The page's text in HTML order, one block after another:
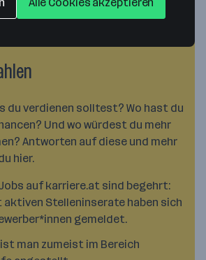
du verdienen solltest? Wo hast du
Und wo würdest du mehr
Antworten auf diese und mehr
hier.
Jobs auf karriere.at sind begehrt:
aktiven Stelleninserate haben sich
gemeldet.
man zumeist im Bereich